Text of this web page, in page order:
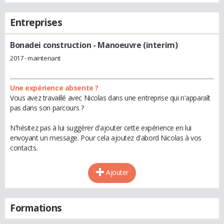
Entreprises
Bonadei construction - Manoeuvre (interim)
2017 - maintenant
Une expérience absente ?
Vous avez travaillé avec Nicolas dans une entreprise qui n'apparaît
pas dans son parcours ?
N'hésitez pas à lui suggérer d'ajouter cette expérience en lui
envoyant un message. Pour cela ajoutez d'abord Nicolas à vos
contacts.
Ajouter
Formations